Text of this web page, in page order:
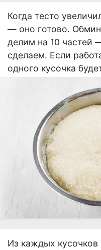
Когда тесто
— оно готово.
делим на 10 частей
сделаем. Если
одного кусочка
Из каждых кусочков